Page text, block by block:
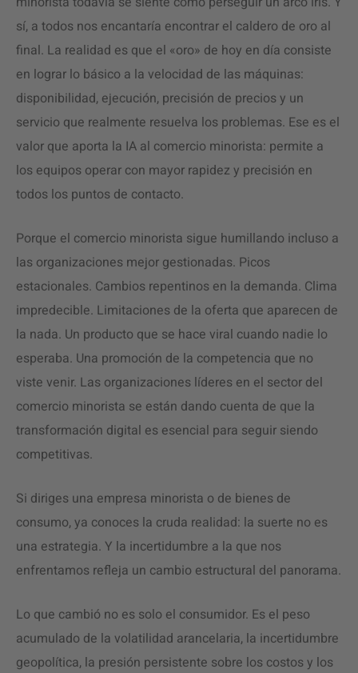
sí, a todos nos encantaría encontrar el caldero de oro al
final. La realidad es que el «oro» de hoy en día consiste
en lograr lo básico a la velocidad de las máquinas:
disponibilidad, ejecución, precisión de precios y un
servicio que realmente resuelva los problemas. Ese es el
valor que aporta la IA al comercio minorista: permite a
los equipos operar con mayor rapidez y precisión en
todos los puntos de contacto.
Porque el comercio minorista sigue humillando incluso a
las organizaciones mejor gestionadas. Picos
estacionales. Cambios repentinos en la demanda. Clima
impredecible. Limitaciones de la oferta que aparecen de
la nada. Un producto que se hace viral cuando nadie lo
esperaba. Una promoción de la competencia que no
viste venir. Las organizaciones líderes en el sector del
comercio minorista se están dando cuenta de que la
transformación digital es esencial para seguir siendo
competitivas.
Si diriges una empresa minorista o de bienes de
consumo, ya conoces la cruda realidad: la suerte no es
una estrategia. Y la incertidumbre a la que nos
enfrentamos refleja un cambio estructural del panorama.
Lo que cambió no es solo el consumidor. Es el peso
acumulado de la volatilidad arancelaria, la incertidumbre
geopolítica, la presión persistente sobre los costos y los